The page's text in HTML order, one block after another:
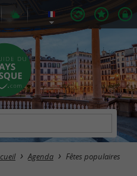
Agenda Fêtes populaires